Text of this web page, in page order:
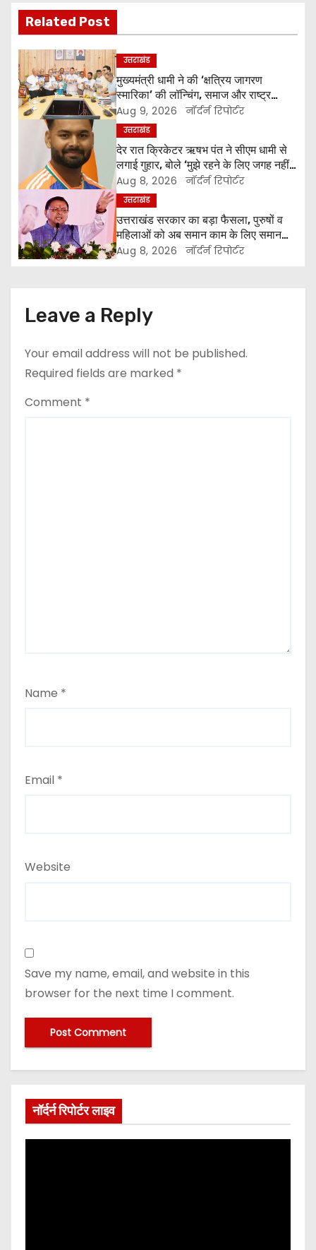
s
t
n
a
g
a
t
o
Related Post
उत्तराखंड
मुख्यमंत्री धामी ने की ‘क्षत्रिय जागरण
स्मारिका’ की लॉन्चिंग, समाज और राष्ट्र
निर्माण में युवाओं से मांगा सहयोग
Aug 9, 2026 नॉर्दर्न रिपोर्टर
उत्तराखंड
देर रात क्रिकेटर ऋषभ पंत ने सीएम धामी से
लगाई गुहार, बोले ‘मुझे रहने के लिए जगह नहीं
मिल रही’
Aug 8, 2026 नॉर्दर्न रिपोर्टर
उत्तराखंड
उत्तराखंड सरकार का बड़ा फैसला, पुरुषों व
महिलाओं को अब समान काम के लिए समान
वेतन
Aug 8, 2026 नॉर्दर्न रिपोर्टर
Leave a Reply
Your email address will not be published.
Required fields are marked *
Comment *
Name *
Email *
Website
Save my name, email, and website in this
browser for the next time I comment.
नॉर्दर्न रिपोर्टर लाइव